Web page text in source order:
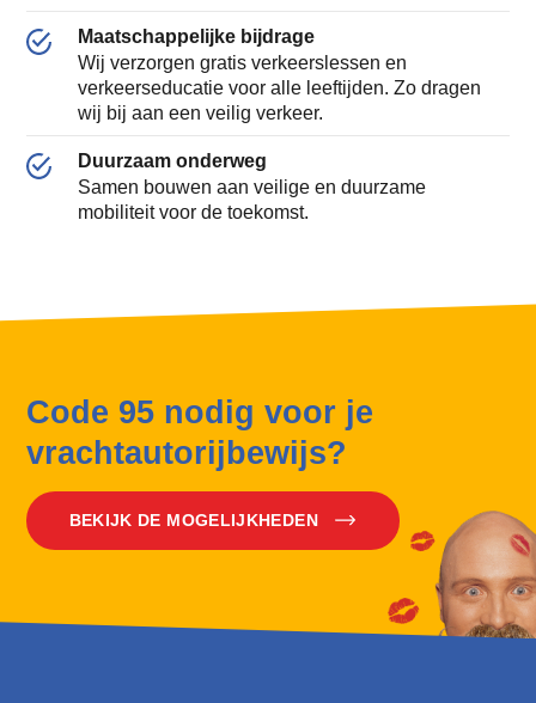
Maatschappelijke bijdrage
Wij verzorgen gratis verkeerslessen en
verkeerseducatie voor alle leeftijden. Zo dragen
wij bij aan een veilig verkeer.
Duurzaam onderweg
Samen bouwen aan veilige en duurzame
mobiliteit voor de toekomst.
Code 95 nodig voor je
vrachtautorijbewijs?
BEKIJK DE MOGELIJKHEDEN